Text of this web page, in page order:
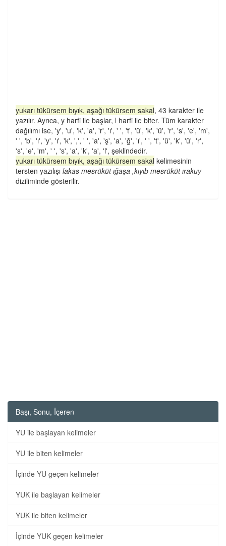
yukarı tükürsem bıyık, aşağı tükürsem sakal, 43 karakter ile
yazılır. Ayrıca, y harfi ile başlar, l harfi ile biter. Tüm karakter
dağılımı ise, 'y', 'u', 'k', 'a', 'r', 'ı', ' ', 't', 'ü', 'k', 'ü', 'r', 's', 'e', 'm',
' ', 'b', 'ı', 'y', 'ı', 'k', ',', ' ', 'a', 'ş', 'a', 'ğ', 'ı', ' ', 't', 'ü', 'k', 'ü', 'r',
's', 'e', 'm', ' ', 's', 'a', 'k', 'a', 'l', şeklindedir.
yukarı tükürsem bıyık, aşağı tükürsem sakal kelimesinin
tersten yazılışı lakas mesrüküt ığaşa ,kıyıb mesrüküt ırakuy
diziliminde gösterilir.
Başı, Sonu, İçeren
YU ile başlayan kelimeler
YU ile biten kelimeler
İçinde YU geçen kelimeler
YUK ile başlayan kelimeler
YUK ile biten kelimeler
İçinde YUK geçen kelimeler